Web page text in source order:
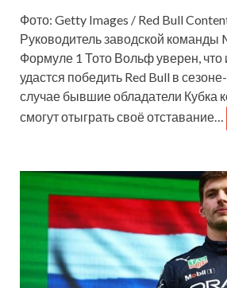
Фото: Getty Images / Red Bull
Руководитель заводской команды
Формуле 1 Тото Вольф уверен, что
удастся победить Red Bull в
случае бывшие обладатели Кубка
смогут отыграть своё отставание…